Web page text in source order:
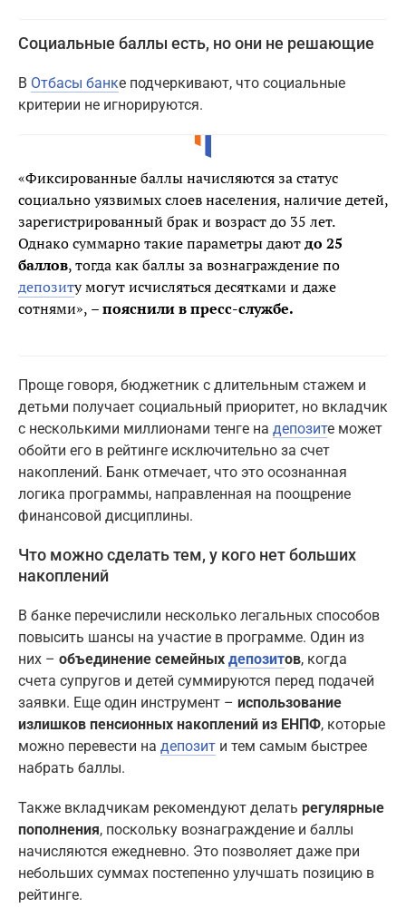
Социальные баллы есть, но они не решающие
В Отбасы банке подчеркивают, что социальные
критерии не игнорируются.
«Фиксированные баллы начисляются за статус
социально уязвимых слоев населения, наличие детей,
зарегистрированный брак и возраст до 35 лет.
Однако суммарно такие параметры даютдо 25
баллов, тогда как баллы за вознаграждение по
депозиту могут исчисляться десятками и даже
сотнями», – пояснили в пресс-службе.
Проще говоря, бюджетник с длительным стажем и
детьми получает социальный приоритет, но вкладчик
с несколькими миллионами тенге на депозите может
обойти его в рейтинге исключительно за счет
накоплений. Банк отмечает, что это осознанная
логика программы, направленная на поощрение
финансовой дисциплины.
Что можно сделать тем, у кого нет больших
накоплений
В банке перечислили несколько легальных способов
повысить шансы на участие в программе. Один из
них – объединение семейных депозитов, когда
счета супругов и детей суммируются перед подачей
заявки. Еще один инструмент – использование
излишков пенсионных накоплений из ЕНПФ, которые
можно перевести на депозит и тем самым быстрее
набрать баллы.
Также вкладчикам рекомендуют делать регулярные
пополнения, поскольку вознаграждение и баллы
начисляются ежедневно. Это позволяет даже при
небольших суммах постепенно улучшать позицию в
рейтинге.